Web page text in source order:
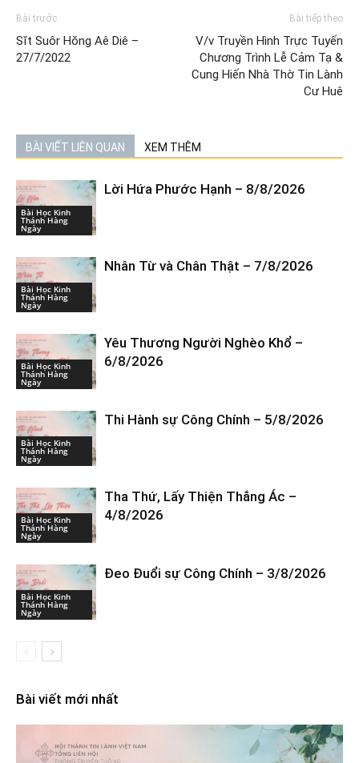
Bài trước
Sĭt Suôr Hŏng Aê Diê –
27/7/2022
Bài tiếp theo
V/v Truyền Hình Trực Tuyến
Chương Trình Lễ Cảm Tạ &
Cung Hiến Nhà Thờ Tin Lành
Cư Huê
BÀI VIẾT LIÊN QUAN XEM THÊM
Bài Học Kinh
Thánh Hàng
Ngày
Lời Hứa Phước Hạnh – 8/8/2026
Bài Học Kinh
Thánh Hàng
Ngày
Nhân Từ và Chân Thật – 7/8/2026
Bài Học Kinh
Thánh Hàng
Ngày
Yêu Thương Người Nghèo Khổ –
6/8/2026
Bài Học Kinh
Thánh Hàng
Ngày
Thi Hành sự Công Chính – 5/8/2026
Bài Học Kinh
Thánh Hàng
Ngày
Tha Thứ, Lấy Thiện Thắng Ác –
4/8/2026
Bài Học Kinh
Thánh Hàng
Ngày
Đeo Đuổi sự Công Chính – 3/8/2026
Bài viết mới nhất